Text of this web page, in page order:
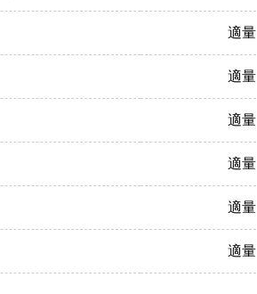
適量
適量
適量
適量
適量
適量